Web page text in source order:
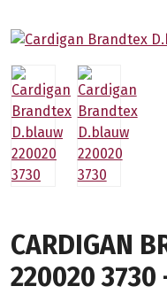
CARDIGAN
220020